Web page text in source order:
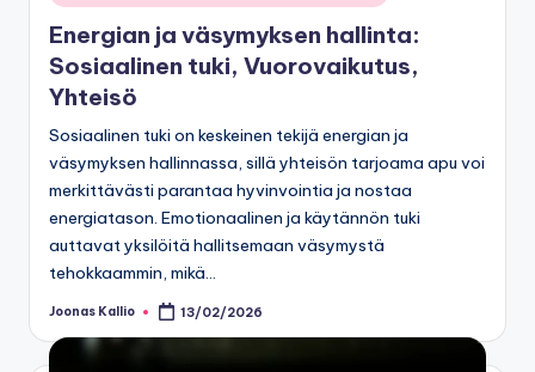
in
Energian ja väsymyksen hallinta:
Sosiaalinen tuki, Vuorovaikutus,
Yhteisö
Sosiaalinen tuki on keskeinen tekijä energian ja
väsymyksen hallinnassa, sillä yhteisön tarjoama apu voi
merkittävästi parantaa hyvinvointia ja nostaa
energiatason. Emotionaalinen ja käytännön tuki
auttavat yksilöitä hallitsemaan väsymystä
tehokkaammin, mikä…
Posted
Joonas Kallio 13/02/2026